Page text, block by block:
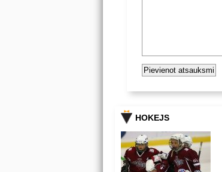
HOKEJS